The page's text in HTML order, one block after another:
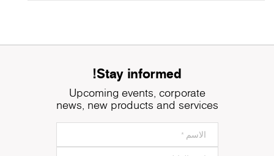
Stay informed!
Upcoming events, corporate
news, new products and services